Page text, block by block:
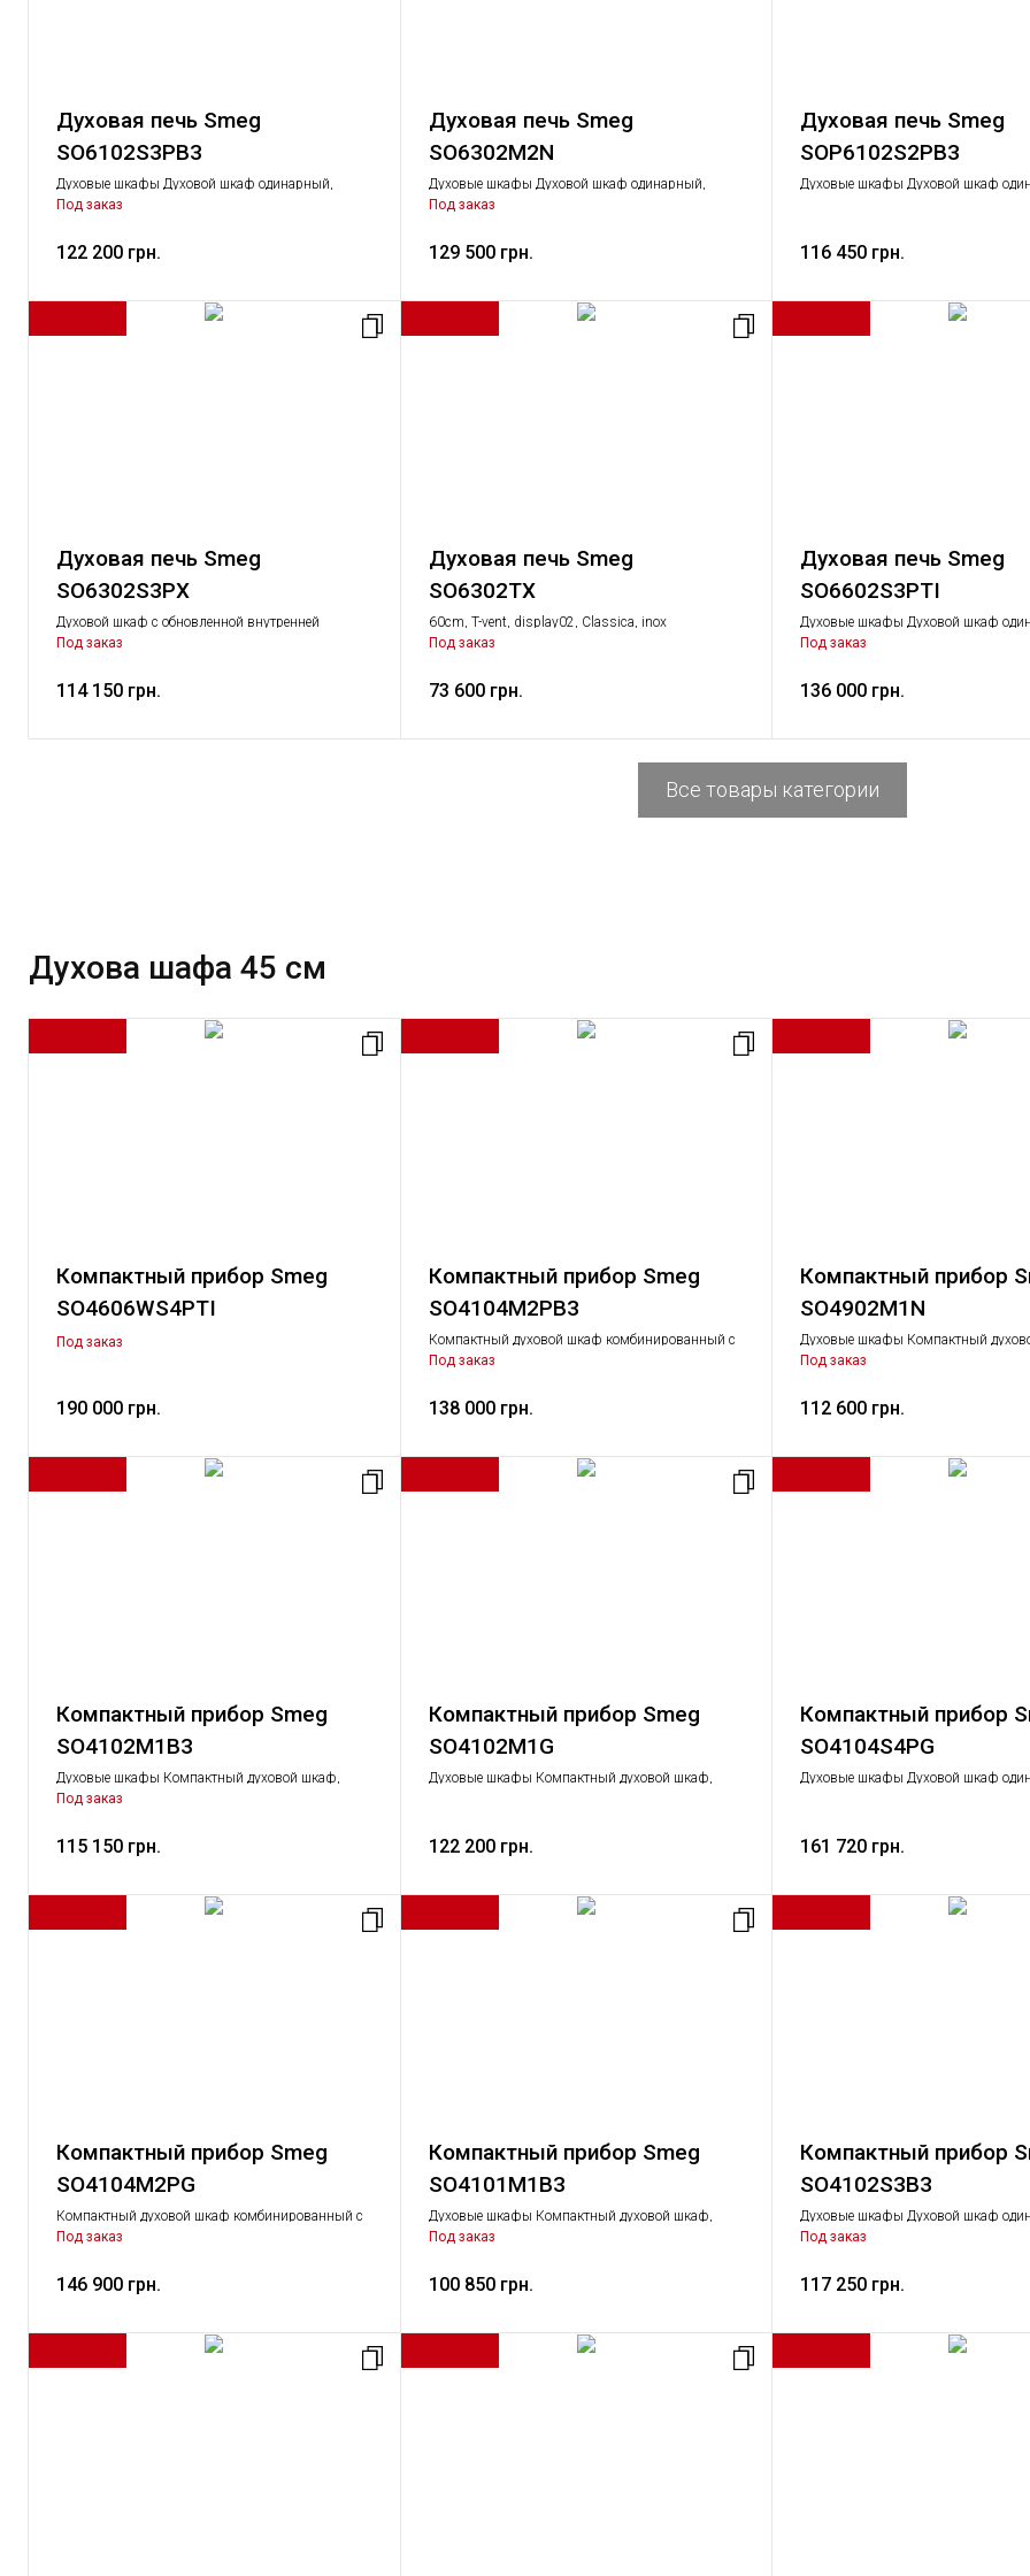
Духовая печь Smeg
SO6102S3PB3
Духовые шкафы Духовой шкаф одинарный,
Крупная бытовая техника
Под заказ
122 200 грн.
Духовая печь Smeg
SO6302M2N
Духовые шкафы Духовой шкаф одинарный,
Крупная бытовая техника
Под заказ
129 500 грн.
Духовая печь Smeg
SOP6102S2PB3
Духовые шкафы Духовой шкаф
116 450 грн.
Духовая печь Smeg
SO6302S3PX
Духовой шкаф с обновленной внутренней
камерой 60 см, LCD дисплей (EvoScreen)
Под заказ
114 150 грн.
Духовая печь Smeg
SO6302TX
60cm, T-vent, display02, Classica, inox
Под заказ
73 600 грн.
Духовая печь Smeg
SO6602S3PTI
Духовые шкафы Духовой шкаф
Крупная бытовая техника
Под заказ
136 000 грн.
Все товары категории
Духова шафа 45 см
Компактный прибор Smeg
SO4606WS4PTI
Под заказ
190 000 грн.
Компактный прибор Smeg
SO4104M2PB3
Компактный духовой шкаф комбинированный с
микроволнами, 45 см
Под заказ
138 000 грн.
Компактный прибор
SO4902M1N
Духовые шкафы Компактный
Крупная бытовая техника
Под заказ
112 600 грн.
Компактный прибор Smeg
SO4102M1B3
Духовые шкафы Компактный духовой шкаф,
Крупная бытовая техника
Под заказ
115 150 грн.
Компактный прибор Smeg
SO4102M1G
Духовые шкафы Компактный духовой шкаф,
122 200 грн.
Компактный прибор
SO4104S4PG
Духовые шкафы Духовой шкаф
161 720 грн.
Компактный прибор Smeg
SO4104M2PG
Компактный духовой шкаф комбинированный с
микроволнами, 45 см
Под заказ
146 900 грн.
Компактный прибор Smeg
SO4101M1B3
Духовые шкафы Компактный духовой шкаф,
Крупная бытовая техника
Под заказ
100 850 грн.
Компактный прибор
SO4102S3B3
Духовые шкафы Духовой шкаф
Крупная бытовая техника
Под заказ
117 250 грн.